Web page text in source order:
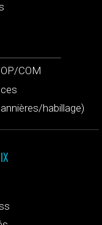
COM
habillage)